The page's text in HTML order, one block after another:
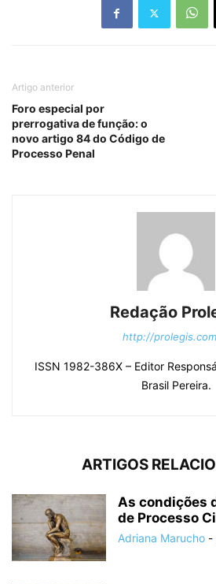
Artigo anterior
Foro especial por
prerrogativa de função: o
novo artigo 84 do Código de
Processo Penal
Redação
http://
ISSN 1982-386X – Editor
Brasil Pereira.
ARTIGOS
As condições
de Processo
Adriana Marucho -